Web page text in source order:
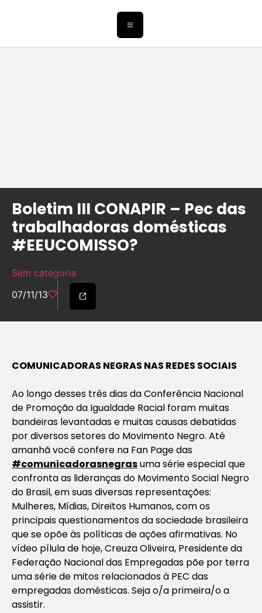
Boletim III CONAPIR – Pec das
trabalhadoras domésticas
#EEUCOMISSO?
Sem categoria
07/11/13
COMUNICADORAS NEGRAS NAS REDES SOCIAIS
Ao longo desses três dias da Conferência Nacional
de Promoção da Igualdade Racial foram muitas
bandeiras levantadas e muitas causas debatidas
por diversos setores do Movimento Negro. Até
amanhã você confere na Fan Page das
#comunicadorasnegrasuma série especial que
confronta as lideranças do Movimento Social Negro
do Brasil, em suas diversas representações:
Mulheres, Mídias, Direitos Humanos, com os
principais questionamentos da sociedade brasileira
que se opõe às políticas de ações afirmativas. No
vídeo pílula de hoje, Creuza Oliveira, Presidente da
Federação Nacional das Empregadas põe por terra
uma série de mitos relacionados à PEC das
empregadas domésticas. Seja o/a primeira/o a
assistir.